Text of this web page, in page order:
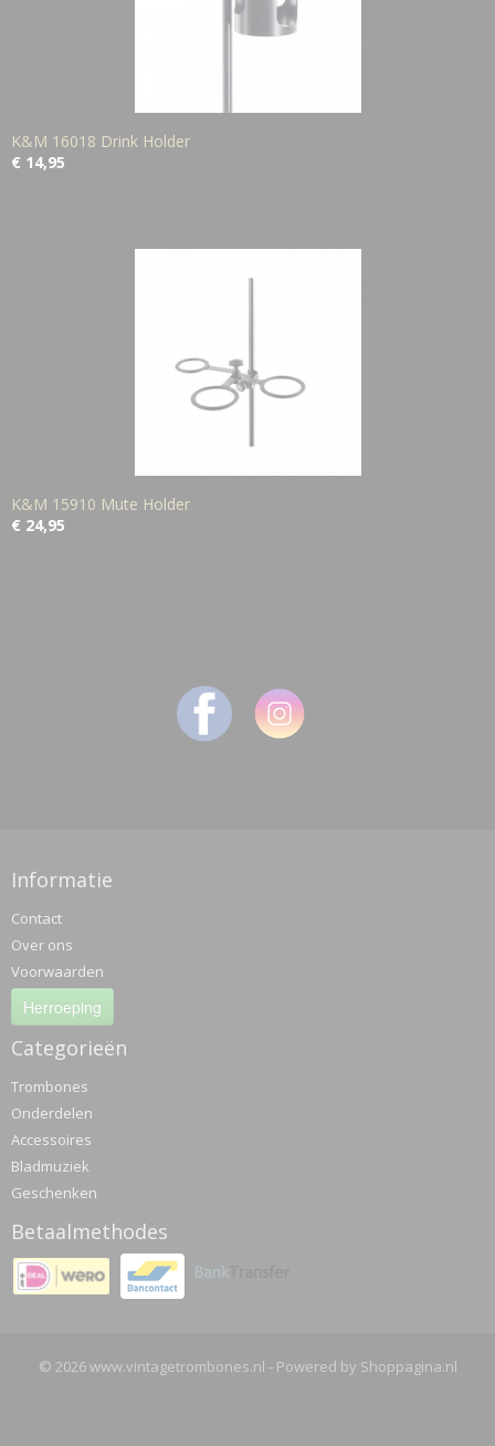
K&M 16018 Drink Holder
€ 14,95
K&M 15910 Mute Holder
€ 24,95
Informatie
Contact
Over ons
Voorwaarden
Herroeping
Categorieën
Trombones
Onderdelen
Accessoires
Bladmuziek
Geschenken
Betaalmethodes
© 2026 www.vintagetrombones.nl - Powered by Shoppagina.nl